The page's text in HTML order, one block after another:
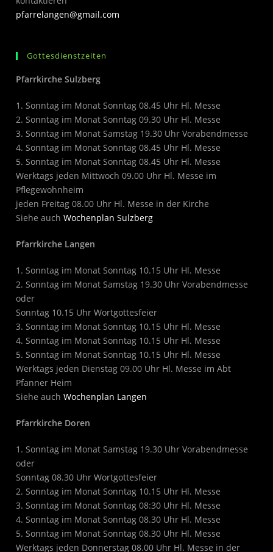
pfarrelangen@gmail.com
Gottesdienstzeiten
Pfarrkirche Sulzberg
1. Sonntag im Monat Sonntag 08.45 Uhr Hl. Messe
2. Sonntag im Monat Sonntag 09.30 Uhr Hl. Messe
3. Sonntag im Monat Samstag 19.30 Uhr Vorabendmesse
4. Sonntag im Monat Sonntag 08.45 Uhr Hl. Messe
5. Sonntag im Monat Sonntag 08.45 Uhr Hl. Messe
Werktags jeden Mittwoch 09.00 Uhr Hl. Messe im
Pflegewohnheim
jeden Freitag 08.00 Uhr Hl. Messe in der Kirche
Siehe auchWochenplan Sulzberg
Pfarrkirche Langen
1. Sonntag im Monat Sonntag 10.15 Uhr Hl. Messe
2. Sonntag im Monat Samstag 19.30 Uhr Vorabendmesse
oder
Sonntag 10.15 Uhr Wortgottesfeier
3. Sonntag im Monat Sonntag 10.15 Uhr Hl. Messe
4. Sonntag im Monat Sonntag 10.15 Uhr Hl. Messe
5. Sonntag im Monat Sonntag 10.15 Uhr Hl. Messe
Werktags jeden Dienstag 09.00 Uhr Hl. Messe im Abt
Pfanner Heim
Siehe auchWochenplan Langen
Pfarrkirche Doren
1. Sonntag im Monat Samstag 19.30 Uhr Vorabendmesse
oder
Sonntag 08.30 Uhr Wortgottesfeier
2. Sonntag im Monat Sonntag 10.15 Uhr Hl. Messe
3. Sonntag im Monat Sonntag 08:30 Uhr Hl. Messe
4. Sonntag im Monat Sonntag 08.30 Uhr Hl. Messe
5. Sonntag im Monat Sonntag 08.30 Uhr Hl. Messe
Werktags jeden Donnerstag 08.00 Uhr Hl. Messe in der